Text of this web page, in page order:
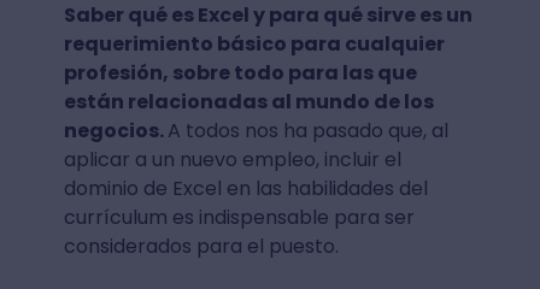
Saber qué es Excel y para qué sirve es un
requerimiento básico para cualquier
profesión, sobre todo para las que
están relacionadas al mundo de los
negocios.A todos nos ha pasado que, al
aplicar a un nuevo empleo, incluir el
dominio de Excel en las habilidades del
currículum es indispensable para ser
considerados para el puesto.